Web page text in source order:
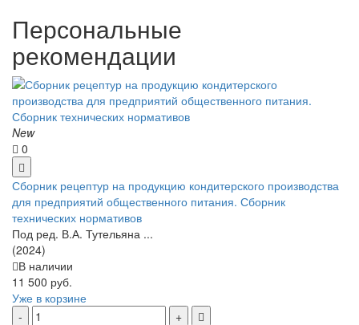
Персональные
рекомендации
New
0
Сборник рецептур на продукцию кондитерского производства
для предприятий общественного питания. Сборник
технических нормативов
Под ред. В.А. Тутельяна ...
(2024)
В наличии
11 500 руб.
Уже в корзине